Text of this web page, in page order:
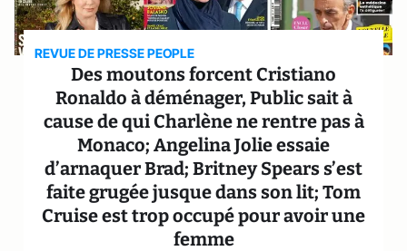
REVUE DE PRESSE PEOPLE
Des moutons forcent Cristiano
Ronaldo à déménager, Public sait à
cause de qui Charlène ne rentre pas à
Monaco; Angelina Jolie essaie
d’arnaquer Brad; Britney Spears s’est
faite grugée jusque dans son lit; Tom
Cruise est trop occupé pour avoir une
femme